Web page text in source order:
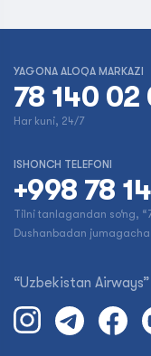
YAGONA ALOQA MARKAZI
78 140 02
Har kuni, 24/7
ISHONCH TELEFONI
+998 78
Tilni tanlagandan so‘ng,
Dushanbadan
“Uzbekistan